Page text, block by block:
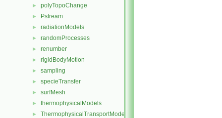
► polyTopoChange
► Pstream
► radiationModels
► randomProcesses
► renumber
► rigidBodyMotion
► sampling
► specieTransfer
► surfMesh
► thermophysicalModels
► ThermophysicalTransportModels